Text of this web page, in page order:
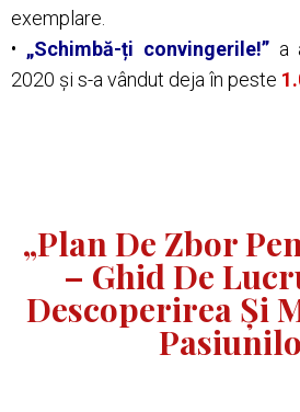
exemplare.
• „Schimbă-ți convingerile!”a
2020 și s-a vândut deja în peste
„Plan De Zbor
– Ghid De
Descoperirea Și